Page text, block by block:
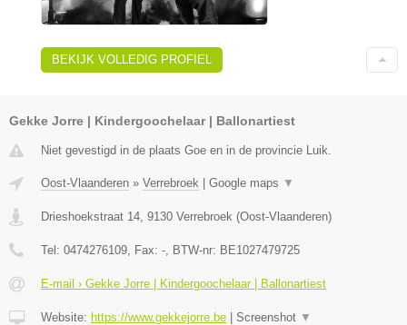
BEKIJK VOLLEDIG PROFIEL
Gekke Jorre | Kindergoochelaar | Ballonartiest
Niet gevestigd in de plaats Goe en in de provincie Luik.
Oost-Vlaanderen » Verrebroek Google maps ▼
Drieshoekstraat 14 9130 Verrebroek (Oost-Vlaanderen)
Tel: 0474276109 , Fax: - , BTW-nr: BE1027479725
E-mail › Gekke Jorre | Kindergoochelaar | Ballonartiest
Website: https://www.gekkejorre.be Screenshot ▼